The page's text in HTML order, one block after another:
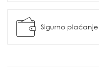
Sigurno plaćanje